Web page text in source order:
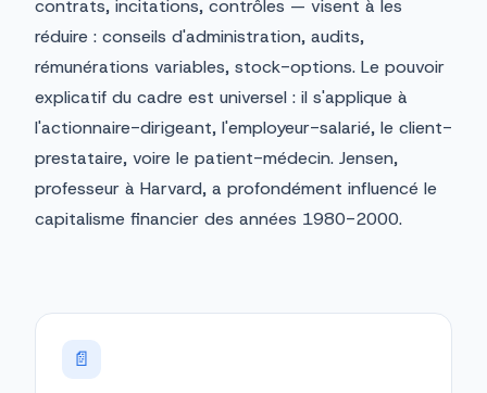
contrats, incitations, contrôles — visent à les
réduire : conseils d'administration, audits,
rémunérations variables, stock-options. Le pouvoir
explicatif du cadre est universel : il s'applique à
l'actionnaire-dirigeant, l'employeur-salarié, le client-
prestataire, voire le patient-médecin. Jensen,
professeur à Harvard, a profondément influencé le
capitalisme financier des années 1980-2000.
📄